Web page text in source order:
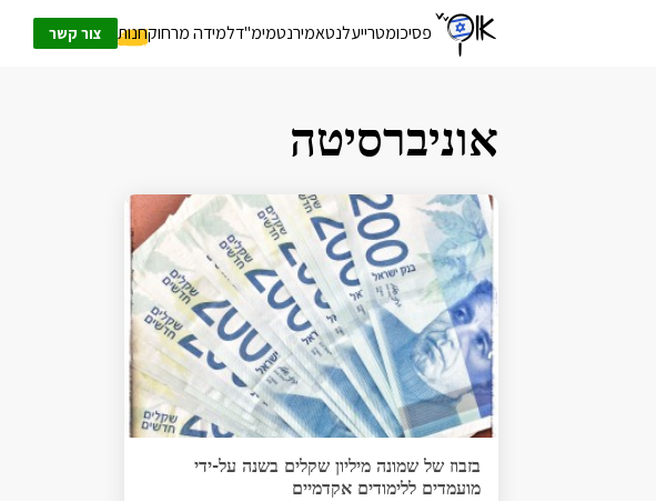
פסיכומטרייעלנטאמירנטמימ"דלמידה מרחוקחנות צור קשר
אוניברסיטה
בזבוז של שמונה מיליון שקלים בשנה על-ידי
מועמדים ללימודים אקדמיים